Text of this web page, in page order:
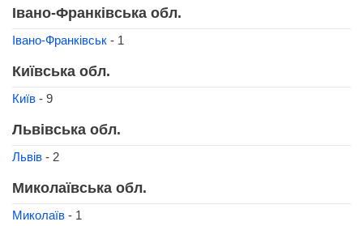
Івано-Франківська обл.
Івано-Франківськ - 1
Київська обл.
Київ - 9
Львівська обл.
Львів - 2
Миколаївська обл.
Миколаїв - 1